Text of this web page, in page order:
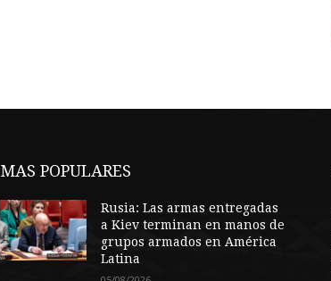
MAS POPULARES
Rusia: Las armas entregadas
a Kiev terminan en manos de
grupos armados en América
Latina